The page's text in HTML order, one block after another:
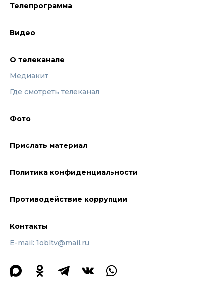
Телепрограмма
Видео
О телеканале
Медиакит
Где смотреть телеканал
Фото
Прислать материал
Политика конфиденциальности
Противодействие коррупции
Контакты
E-mail: 1obltv@mail.ru